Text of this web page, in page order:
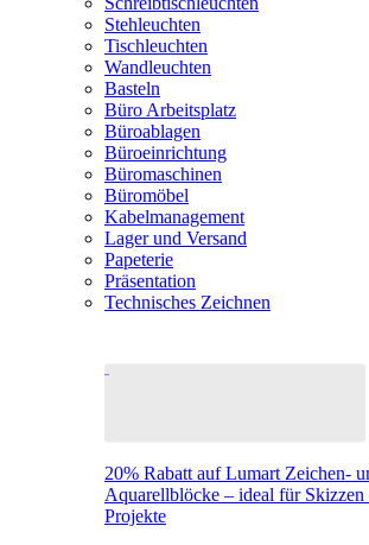
Stehleuchten
Tischleuchten
Wandleuchten
Basteln
Büro Arbeitsplatz
Büroablagen
Büroeinrichtung
Büromaschinen
Büromöbel
Kabelmanagement
Lager und Versand
Papeterie
Präsentation
Technisches Zeichnen
20% Rabatt auf Lumart Zeichen-
Aquarellblöcke – ideal für Skizzen
Projekte